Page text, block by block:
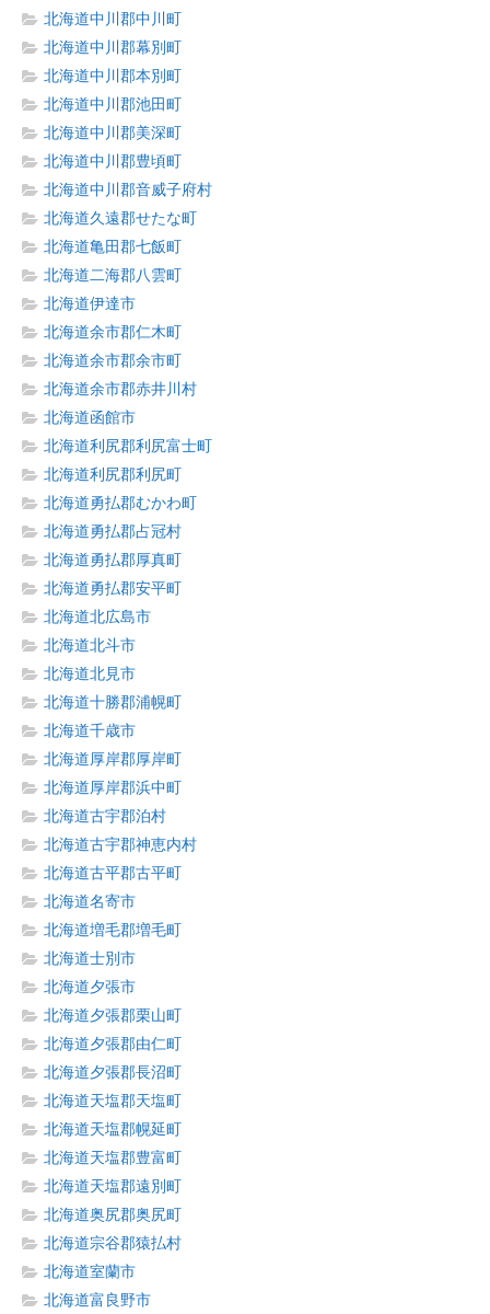
北海道中川郡中川町
北海道中川郡幕別町
北海道中川郡本別町
北海道中川郡池田町
北海道中川郡美深町
北海道中川郡豊頃町
北海道中川郡音威子府村
北海道久遠郡せたな町
北海道亀田郡七飯町
北海道二海郡八雲町
北海道伊達市
北海道余市郡仁木町
北海道余市郡余市町
北海道余市郡赤井川村
北海道函館市
北海道利尻郡利尻富士町
北海道利尻郡利尻町
北海道勇払郡むかわ町
北海道勇払郡占冠村
北海道勇払郡厚真町
北海道勇払郡安平町
北海道北広島市
北海道北斗市
北海道北見市
北海道十勝郡浦幌町
北海道千歳市
北海道厚岸郡厚岸町
北海道厚岸郡浜中町
北海道古宇郡泊村
北海道古宇郡神恵内村
北海道古平郡古平町
北海道名寄市
北海道増毛郡増毛町
北海道士別市
北海道夕張市
北海道夕張郡栗山町
北海道夕張郡由仁町
北海道夕張郡長沼町
北海道天塩郡天塩町
北海道天塩郡幌延町
北海道天塩郡豊富町
北海道天塩郡遠別町
北海道奥尻郡奥尻町
北海道宗谷郡猿払村
北海道室蘭市
北海道富良野市